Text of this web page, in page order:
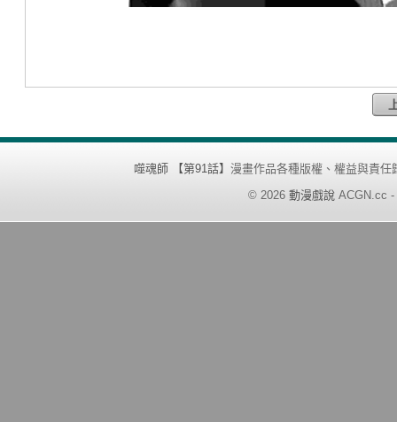
噬魂師 【第91話】漫畫作品各種版權、權益與責任
© 2026 動漫戲說 ACGN.cc